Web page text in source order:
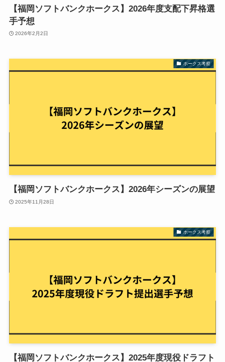
【福岡ソフトバンクホークス】2026年度支配下昇格選
手予想
2026年2月2日
ホークス考察
【福岡ソフトバンクホークス】2026年シーズンの展望
2025年11月28日
ホークス考察
【福岡ソフトバンクホークス】2025年度現役ドラフト